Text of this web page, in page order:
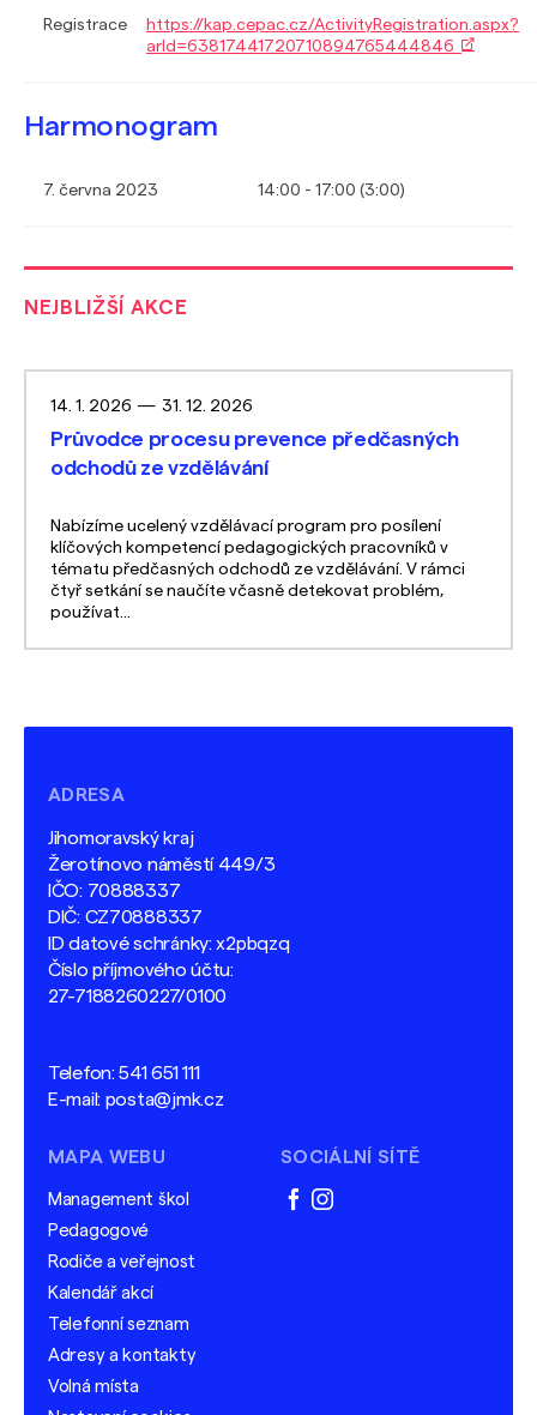
Registrace
https://kap.cepac.cz/ActivityRegistration.aspx?
arId=63817441720710894765444846
Harmonogram
7. června 2023 14:00 - 17:00 (3:00)
NEJBLIŽŠÍ AKCE
14. 1. 2026 — 31. 12. 2026
Průvodce procesu prevence předčasných
odchodů ze vzdělávání
Nabízíme ucelený vzdělávací program pro posílení
klíčových kompetencí pedagogických pracovníků v
tématu předčasných odchodů ze vzdělávání. V rámci
čtyř setkání se naučíte včasně detekovat problém,
používat...
ADRESA
Jihomoravský kraj
Žerotínovo náměstí 449/3
IČO: 70888337
DIČ: CZ70888337
ID datové schránky: x2pbqzq
Číslo příjmového účtu:
27-7188260227/0100
Telefon:541 651 111
E-mail: posta@jmk.cz
MAPA WEBU
Management škol
Pedagogové
Rodiče a veřejnost
Kalendář akcí
Telefonní seznam
Adresy a kontakty
Volná místa
SOCIÁLNÍ SÍTĚ
facebook
instagram